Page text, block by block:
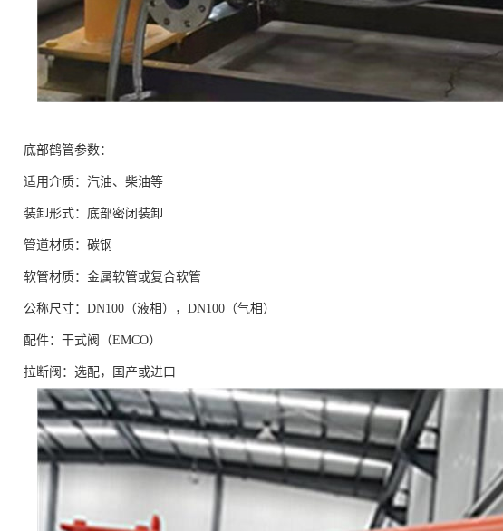
底部鹤管参数：
适用介质：汽油、柴油等
装卸形式：底部密闭装卸
管道材质：碳钢
软管材质：金属软管或复合软管
公称尺寸：DN100（液相），DN100（气相）
配件：干式阀（EMCO）
拉断阀：选配，国产或进口